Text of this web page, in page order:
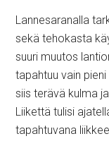
Lannesaranalla
sekä tehokasta
suuri muutos
tapahtuu vain
siis terävä kulma
Liikettä tulisi
tapahtuvana